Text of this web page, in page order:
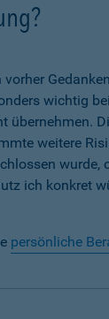
wichtig
weitere
ich konkret
persönliche